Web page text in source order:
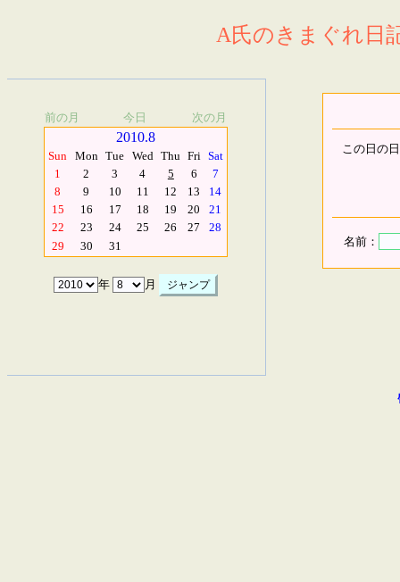
A氏のきまぐれ日
前の月 今日 次の月
2010.8
Sun Mon Tue Wed Thu Fri Sat
1
2 3 4 5 6
7
8
9 10 11 12 13
14
15
16 17 18 19 20
21
22
23 24 25 26 27
28
29
30 31
年 月
この日の
名前：